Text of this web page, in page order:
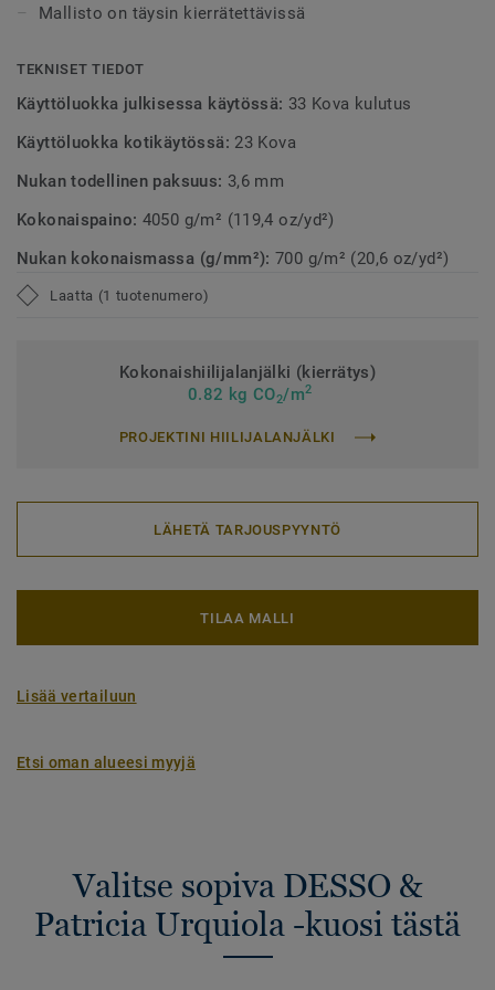
Mallisto on täysin kierrätettävissä
TEKNISET TIEDOT
Käyttöluokka julkisessa käytössä: 33 Kova kulutus
Käyttöluokka kotikäytössä: 23 Kova
Nukan todellinen paksuus: 3,6 mm
Kokonaispaino: 4050 g/m² (119,4 oz/yd²)
Nukan kokonaismassa (g/mm²):700 g/m² (20,6 oz/yd²)
Laatta (1 tuotenumero)
Kokonaishiilijalanjälki (kierrätys)
0.82 kg CO2/m2
PROJEKTINI HIILIJALANJÄLKI
LÄHETÄ TARJOUSPYYNTÖ
TILAA MALLI
Lisää vertailuun
Etsi oman alueesi myyjä
Valitse sopiva DESSO &
Patricia Urquiola -kuosi tästä